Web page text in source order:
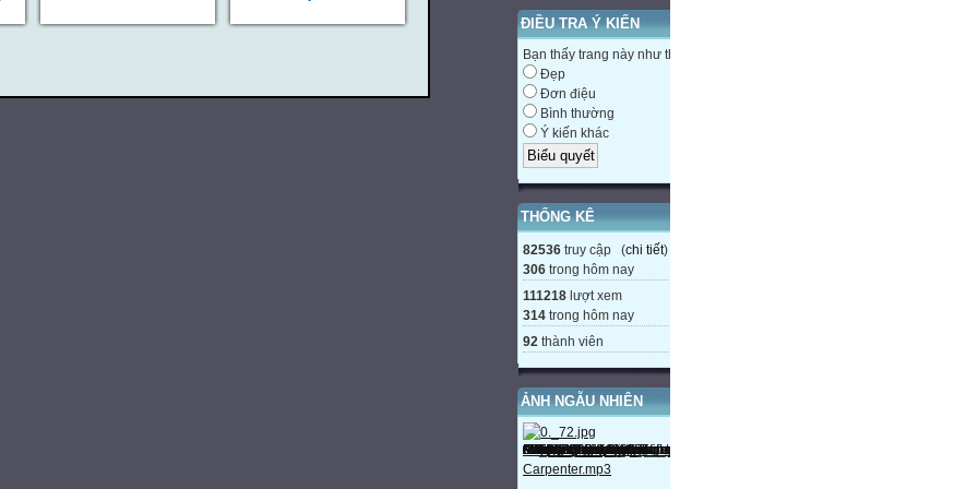
ĐIỀU TRA Ý KIẾN
Bạn thấy trang này như thế nào?
Đẹp
Đơn điệu
Bình thường
Ý kiến khác
THỐNG KÊ
82536 truy cập (chi tiết)
306 trong hôm nay
111218 lượt xem
314 trong hôm nay
92 thành viên
ẢNH NGẪU NHIÊN